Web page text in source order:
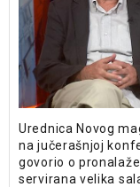
Urednica Novog
na jučerašnjoj
govorio o
servirana velika